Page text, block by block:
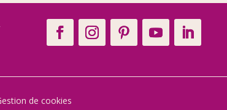
de cookies